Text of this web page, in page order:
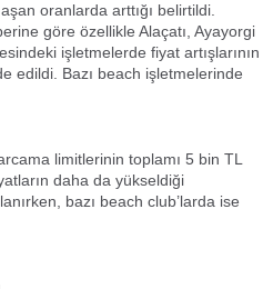
oranlarda arttığı belirtildi.
göre özellikle Alaçatı, Ayayorgi
işletmelerde fiyat artışlarının
edildi. Bazı beach işletmelerinde
limitlerinin toplamı 5 bin TL
daha da yükseldiği
bazı beach club’larda ise